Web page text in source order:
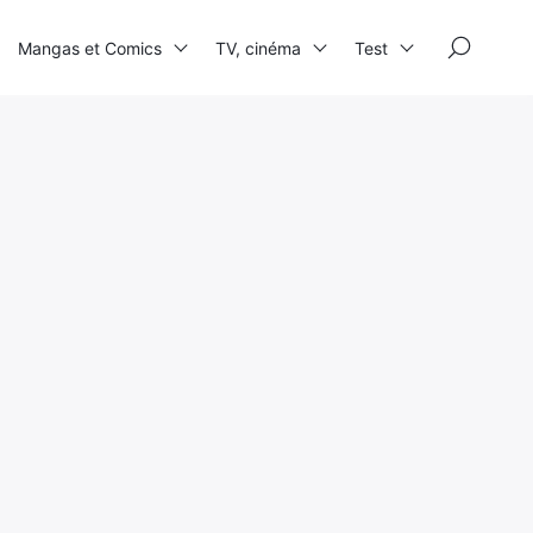
Mangas et Comics TV, cinéma Test